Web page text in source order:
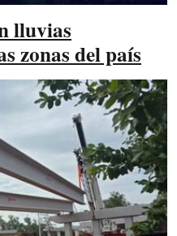
lluvias
zonas del país